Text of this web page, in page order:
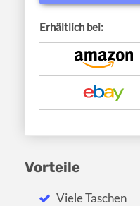
Erhältlich bei:
Vorteile
Viele Taschen